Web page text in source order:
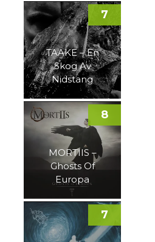
TAAKE – En
Skog Av
Nidstang
7
MORTIIS –
Ghosts Of
Europa
8
7